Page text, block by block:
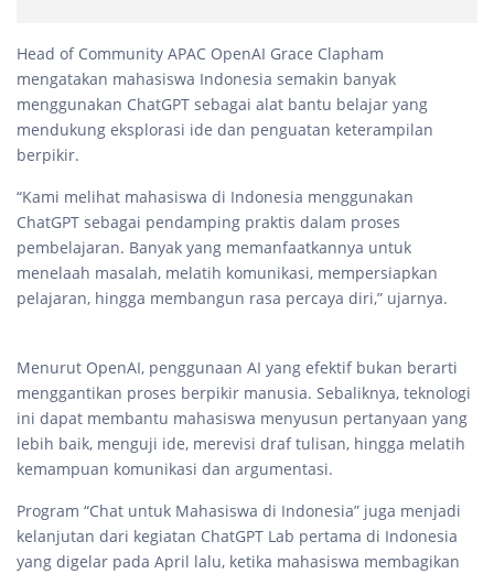
Head of Community APAC OpenAI Grace Clapham
mengatakan mahasiswa Indonesia semakin banyak
menggunakan ChatGPT sebagai alat bantu belajar yang
mendukung eksplorasi ide dan penguatan keterampilan
berpikir.
“Kami melihat mahasiswa di Indonesia menggunakan
ChatGPT sebagai pendamping praktis dalam proses
pembelajaran. Banyak yang memanfaatkannya untuk
menelaah masalah, melatih komunikasi, mempersiapkan
pelajaran, hingga membangun rasa percaya diri,” ujarnya.
Menurut OpenAI, penggunaan AI yang efektif bukan berarti
menggantikan proses berpikir manusia. Sebaliknya, teknologi
ini dapat membantu mahasiswa menyusun pertanyaan yang
lebih baik, menguji ide, merevisi draf tulisan, hingga melatih
kemampuan komunikasi dan argumentasi.
Program “Chat untuk Mahasiswa di Indonesia” juga menjadi
kelanjutan dari kegiatan ChatGPT Lab pertama di Indonesia
yang digelar pada April lalu, ketika mahasiswa membagikan